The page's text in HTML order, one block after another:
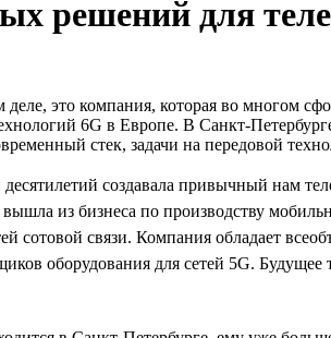
решений для
это компания, которая во многом
6G в Европе. В Санкт-
стек, задачи на передовой
создавала привычный нам
из бизнеса по производству
сотовой связи. Компания обладает
оборудования для сетей 5G. Будущее